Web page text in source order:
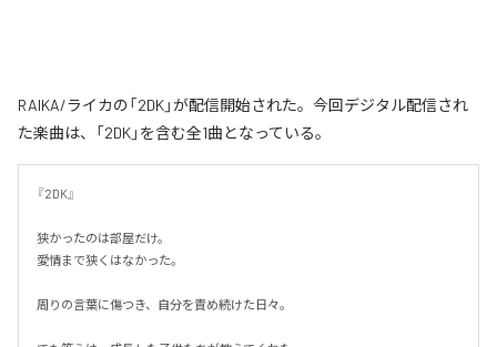
RAIKA/ライカの「2DK」が配信開始された。今回デジタル配信され
た楽曲は、「2DK」を含む全1曲となっている。
『2DK』
狭かったのは部屋だけ。
愛情まで狭くはなかった。
周りの言葉に傷つき、自分を責め続けた日々。